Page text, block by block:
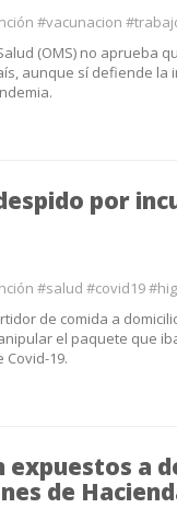
#vacunacion
(OMS) no aprueba
aunque sí defiende la
por
#salud #covid19
de comida a
el paquete que
19.
a
de